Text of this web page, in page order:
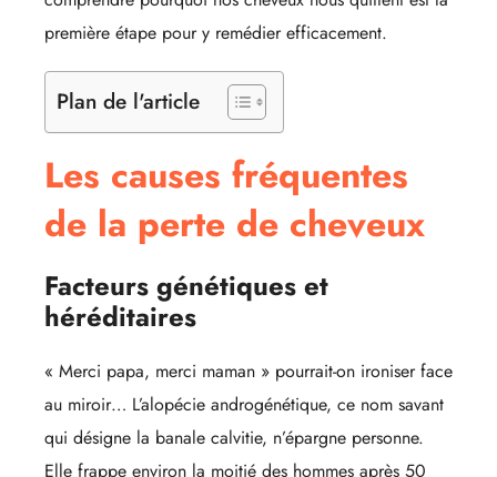
première étape pour y remédier efficacement.
Plan de l'article
Les causes fréquentes
de la perte de cheveux
Facteurs génétiques et
héréditaires
« Merci papa, merci maman » pourrait-on ironiser face
au miroir… L’alopécie androgénétique, ce nom savant
qui désigne la banale calvitie, n’épargne personne.
Elle frappe environ la moitié des hommes après 50